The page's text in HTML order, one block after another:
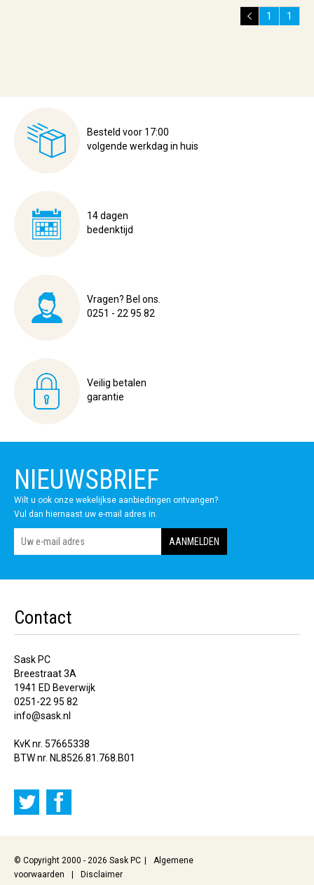
1 1
Besteld voor 17:00
volgende werkdag in huis
14 dagen
bedenktijd
Vragen? Bel ons.
0251 - 22 95 82
Veilig betalen
garantie
NIEUWSBRIEF
Wilt u ook onze wekelijkse aanbiedingen ontvangen?
Vul dan hiernaast uw e-mail adres in.
Contact
Sask PC
Breestraat 3A
1941 ED Beverwijk
0251-22 95 82
info@sask.nl
KvK nr. 57665338
BTW nr. NL8526.81.768.B01
© Copyright 2000 - 2026 Sask PC
Algemene
voorwaarden
Disclaimer